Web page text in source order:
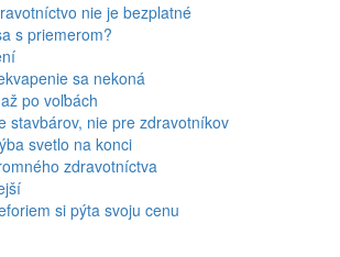
nie je bezplatné
s priemerom?
sa nekoná
po voľbách
stavbárov, nie pre zdravotníkov
svetlo na konci
zdravotníctva
si pýta svoju cenu